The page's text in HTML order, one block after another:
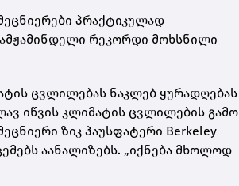
პრაქტიკულად
რეკორდი მოხსნილი
ცვლილებას ნაკლებ ყურადღებას
იწვის კლიმატის ცვლილების გამო
ზიკ ჰაუსფატერი Berkeley
აანალიზებს. „იქნება მხოლოდ